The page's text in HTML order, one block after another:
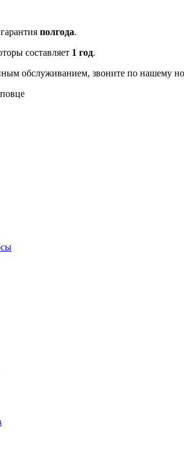
полгода.
составляет 1 год.
обслуживанием, звоните по нашему